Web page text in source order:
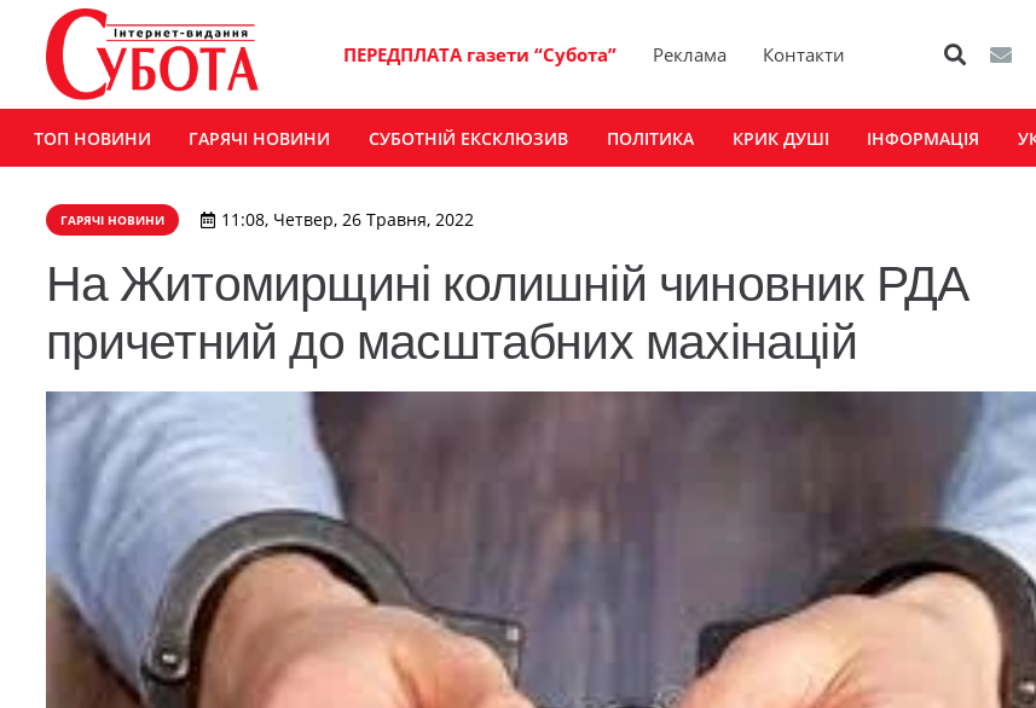
ПЕРЕДПЛАТА газети “Субота” Реклама Контакти
ТОП НОВИНИ ГАРЯЧІ НОВИНИ СУБОТНІЙ ЕКСКЛЮЗИВ ПОЛІТИКА КРИК ДУШІ ІНФОРМАЦІЯ
ГАРЯЧІ НОВИНИ 11:08, Четвер, 26 Травня, 2022
На Житомирщині колишній чиновник РДА
причетний до масштабних махінацій